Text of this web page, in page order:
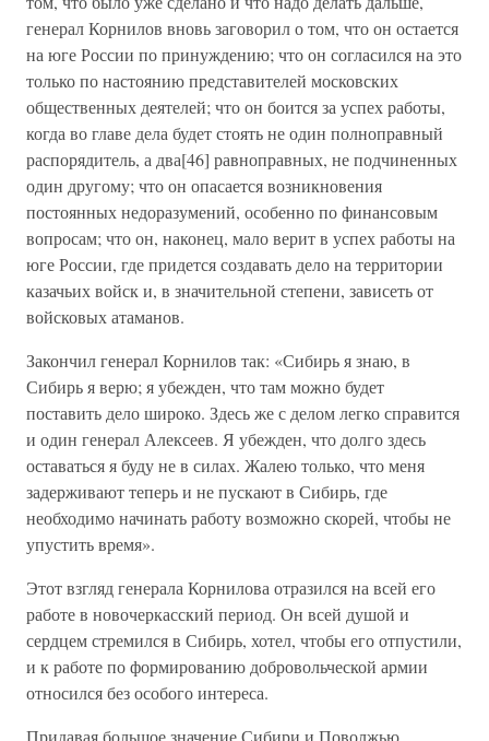
генерал Корнилов вновь заговорил о том, что он остается
на юге России по принуждению; что он согласился на это
только по настоянию представителей московских
общественных деятелей; что он боится за успех работы,
когда во главе дела будет стоять не один полноправный
распорядитель, а два[46] равноправных, не подчиненных
один другому; что он опасается возникновения
постоянных недоразумений, особенно по финансовым
вопросам; что он, наконец, мало верит в успех работы на
юге России, где придется создавать дело на территории
казачьих войск и, в значительной степени, зависеть от
войсковых атаманов.
Закончил генерал Корнилов так: «Сибирь я знаю, в
Сибирь я верю; я убежден, что там можно будет
поставить дело широко. Здесь же с делом легко справится
и один генерал Алексеев. Я убежден, что долго здесь
оставаться я буду не в силах. Жалею только, что меня
задерживают теперь и не пускают в Сибирь, где
необходимо начинать работу возможно скорей, чтобы не
упустить время».
Этот взгляд генерала Корнилова отразился на всей его
работе в новочеркасский период. Он всей душой и
сердцем стремился в Сибирь, хотел, чтобы его отпустили,
и к работе по формированию добровольческой армии
относился без особого интереса.
Придавая большое значение Сибири и Поволжью,